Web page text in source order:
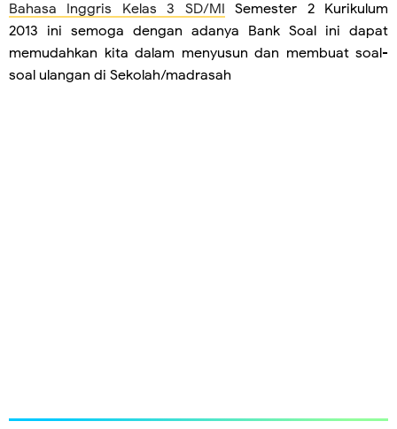
Bahasa Inggris Kelas 3 SD/MI Semester 2 Kurikulum
2013 ini semoga dengan adanya Bank Soal ini dapat
memudahkan kita dalam menyusun dan membuat soal-
soal ulangan di Sekolah/madrasah